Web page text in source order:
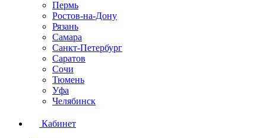
Пермь
Ростов-на-Дону
Рязань
Самара
Санкт-Петербург
Саратов
Сочи
Тюмень
Уфа
Челябинск
Кабинет